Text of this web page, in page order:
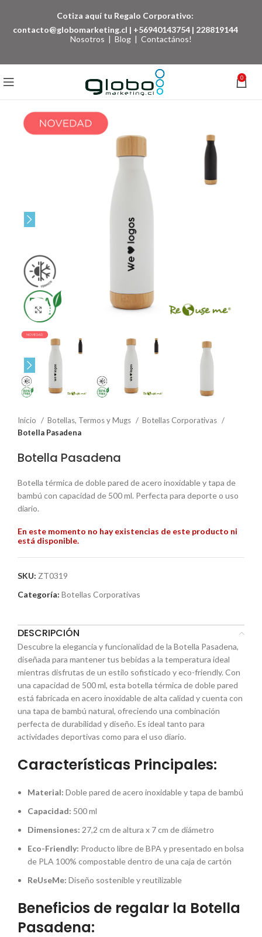
Cotiza aquí tu Regalo Corporativo:
contacto@globomarketing.cl | +56940143754 | 228819144
Nosotros | Blog | Contactános!
0
Click to enlarge
Inicio Botellas, Termos y Mugs
Botellas Corporativas
Botella Pasadena
Botella Pasadena
Botella térmica de doble pared de acero inoxidable y tapa de
bambú con capacidad de 500 ml. Perfecta para deporte o uso
diario.
En este momento no hay existencias de este producto ni
está disponible.
SKU: ZT0319
Categoría: Botellas Corporativas
DESCRIPCIÓN
Descubre la elegancia y funcionalidad de la Botella Pasadena,
diseñada para mantener tus bebidas a la temperatura ideal
mientras disfrutas de un estilo sofisticado y eco-friendly. Con
una capacidad de 500 ml, esta botella térmica de doble pared
está fabricada en acero inoxidable de alta calidad y cuenta con
una tapa de bambú natural, ofreciendo una combinación
perfecta de durabilidad y diseño. Es ideal tanto para
actividades deportivas como para el uso diario.
Características Principales:
Material: Doble pared de acero inoxidable y tapa de bambú
Capacidad: 500 ml
Dimensiones: 27,2 cm de altura x 7 cm de diámetro
Eco-Friendly: Producto libre de BPA y presentado en bolsa
de PLA 100% compostable dentro de una caja de cartón
ReUseMe: Diseño sostenible y reutilizable
Beneficios de regalar la Botella
Pasadena: